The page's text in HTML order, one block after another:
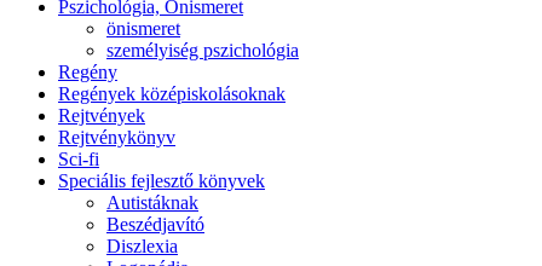
Pszichológia, Önismeret
önismeret
személyiség pszichológia
Regény
Regények középiskolásoknak
Rejtvények
Rejtvénykönyv
Sci-fi
Speciális fejlesztő könyvek
Autistáknak
Beszédjavító
Diszlexia